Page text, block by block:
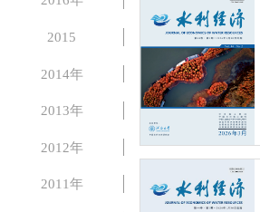
2015
2014年
2013年
2012年
2011年